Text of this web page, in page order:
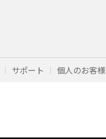
サポート 個人のお客様